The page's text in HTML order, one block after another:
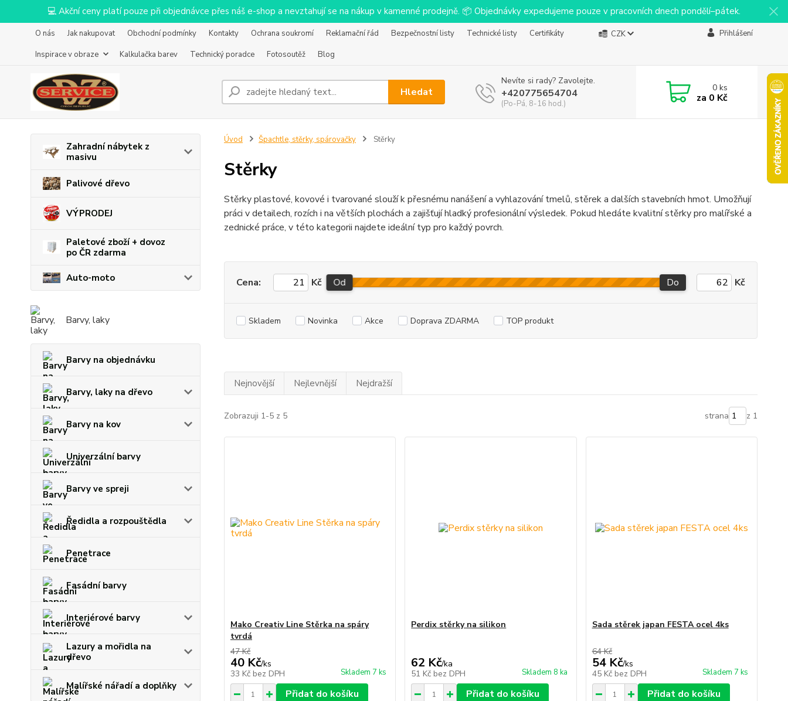
💻 Akční ceny platí pouze při objednávce přes náš e-shop a nevztahují se na nákup v kamenné prodejně. 📦 Objednávky expedujeme pouze v pracovních dnech pondělí–pátek.
O nás Jak nakupovat Obchodní podmínky Kontakty Ochrana soukromí Reklamační řád Bezpečnostní listy Technické listy
Certifikáty
Inspirace v obraze
Kalkulačka barev Technický poradce Fotosoutěž Blog
CZK Přihlášení
Hledat
Nevíte si rady? Zavolejte.
+420775654704
(Po-Pá, 8-16 hod.)
0ks
za 0 Kč
Zahradní nábytek z
masivu
Palivové dřevo
VÝPRODEJ
Paletové zboží + dovoz
po ČR zdarma
Auto-moto
Barvy, laky
Barvy na objednávku
Barvy, laky na dřevo
Barvy na kov
Univerzální barvy
Barvy ve spreji
Ředidla a rozpouštědla
Penetrace
Fasádní barvy
Interiérové barvy
Lazury a mořidla na
dřevo
Malířské nářadí a doplňky
Úvod Špachtle, stěrky, spárovačky Stěrky
Stěrky
Stěrky plastové, kovové i tvarované slouží k přesnému nanášení a vyhlazování tmelů, stěrek a dalších stavebních hmot. Umožňují
práci v detailech, rozích i na větších plochách a zajišťují hladký profesionální výsledek. Pokud hledáte kvalitní stěrky pro malířské a
zednické práce, v této kategorii najdete ideální typ pro každý povrch.
Cena: Kč Od Do Kč
Skladem Novinka Akce Doprava ZDARMA TOP produkt
Nejnovější Nejlevnější Nejdražší
Zobrazuji 1-5 z 5 strana z 1
Mako Creativ Line Stěrka na spáry
tvrdá
47 Kč
40 Kč/ks
33 Kč bez DPH Skladem 7 ks
Přidat do košíku
Perdix stěrky na silikon
62 Kč/ka
51 Kč bez DPH Skladem 8 ka
Přidat do košíku
Sada stěrek japan FESTA ocel 4ks
64 Kč
54 Kč/ks
45 Kč bez DPH Skladem 7 ks
Přidat do košíku